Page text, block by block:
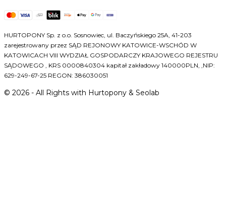
HURTOPONY Sp. z o.o. Sosnowiec, ul. Baczyńskiego 25A, 41-203
zarejestrowany przez SĄD REJONOWY KATOWICE-WSCHÓD W
KATOWICACH VIII WYDZIAŁ GOSPODARCZY KRAJOWEGO REJESTRU
SĄDOWEGO , KRS 0000840304 kapitał zakładowy 140000PLN, ,NIP:
629-249-67-25 REGON: 386030051
© 2026 - All Rights with Hurtopony & Seolab